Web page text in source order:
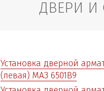
ДВЕРИ И
Установка дверной
(левая) МАЗ 6501B9